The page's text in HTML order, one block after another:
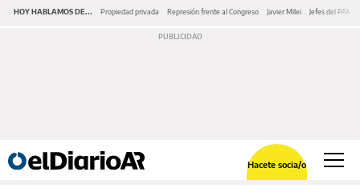
HOY HABLAMOS DE... Propiedad privada Represión frente al Congreso Javier Milei Jefes del PAMI
Hacete socia/o